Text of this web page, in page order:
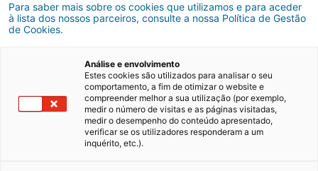
Partilhar casa: vantagens e
desvantagens
Para saber mais sobre os cookies que utilizamos e para aceder
à lista dos nossos parceiros, consulte a nossa Política de Gestão
de Cookies.
Análise e envolvimento
Estes cookies são utilizados para analisar o seu
comportamento, a fim de otimizar o website e
compreender melhor a sua utilização (por exemplo,
medir o número de visitas e as páginas visitadas,
medir o desempenho do conteúdo apresentado,
verificar se os utilizadores responderam a um
inquérito, etc.).